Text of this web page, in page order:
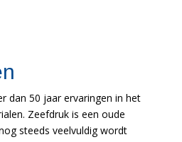
dan 50 jaar ervaringen in het
Zeefdruk is een oude
steeds veelvuldig wordt